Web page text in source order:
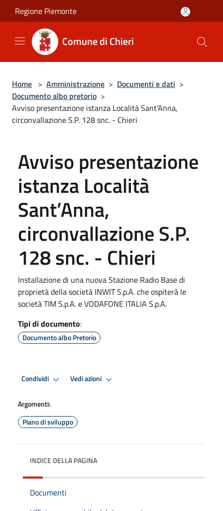
Salta al contenuto principale
Regione Piemonte
Comune di Chieri
Home > Amministrazione > Documenti e dati >
Documento albo pretorio >
Avviso presentazione istanza Località Sant’Anna,
circonvallazione S.P. 128 snc. - Chieri
Avviso presentazione
istanza Località
Sant’Anna,
circonvallazione S.P.
128 snc. - Chieri
Installazione di una nuova Stazione Radio Base di
proprietà della società INWIT S.p.A. che ospiterà le
società TIM S.p.A. e VODAFONE ITALIA S.p.A.
Tipi di documento:
Documento albo Pretorio
Condividi Vedi azioni
Argomenti:
Piano di sviluppo
INDICE DELLA PAGINA
Documenti